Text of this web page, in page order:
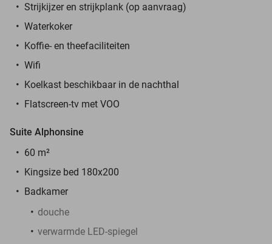
Strijkijzer en strijkplank (op aanvraag)
Waterkoker
Koffie- en theefaciliteiten
Wifi
Koelkast beschikbaar in de nachthal
Flatscreen-tv met VOO
Suite Alphonsine
60 m²
Kingsize bed 180x200
Badkamer
douche
verwarmde LED-spiegel